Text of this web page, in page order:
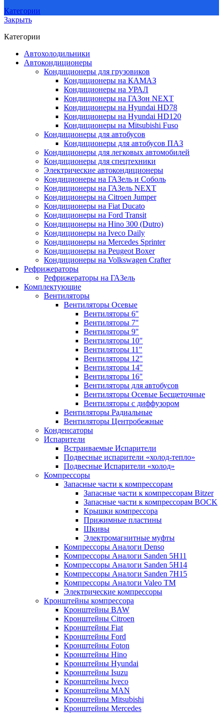
Категории
Закрыть
Категории
Автохолодильники
Автокондиционеры
Кондиционеры для грузовиков
Кондиционеры на КАМАЗ
Кондиционеры на УРАЛ
Кондиционеры на ГАЗон NEXT
Кондиционеры на Hyundai HD78
Кондиционеры на Hyundai HD120
Кондиционеры на Mitsubishi Fuso
Кондиционеры для автобусов
Кондиционеры для автобусов ПАЗ
Кондиционеры для легковых автомобилей
Кондиционеры для спецтехники
Электрические автокондиционеры
Кондиционеры на ГАЗель и Соболь
Кондиционеры на ГАЗель NEXT
Кондиционеры на Citroen Jumper
Кондиционеры на Fiat Ducato
Кондиционеры на Ford Transit
Кондиционеры на Hino 300 (Dutro)
Кондиционеры на Iveco Daily
Кондиционеры на Mercedes Sprinter
Кондиционеры на Peugeot Boxer
Кондиционеры на Volkswagen Crafter
Рефрижераторы
Рефрижераторы на ГАЗель
Комплектующие
Вентиляторы
Вентиляторы Осевые
Вентиляторы 6"
Вентиляторы 7"
Вентиляторы 9"
Вентиляторы 10"
Вентиляторы 11"
Вентиляторы 12"
Вентиляторы 14"
Вентиляторы 16"
Вентиляторы для автобусов
Вентиляторы Осевые Бесщеточные
Вентиляторы с диффузором
Вентиляторы Радиальные
Вентиляторы Центробежные
Конденсаторы
Испарители
Встраиваемые Испарители
Подвесные испарители «холод-тепло»
Подвесные Испарители «холод»
Компрессоры
Запасные части к компрессорам
Запасные части к компрессорам Bitzer
Запасные части к компрессорам BOCK
Крышки компрессора
Прижимные пластины
Шкивы
Электромагнитные муфты
Компрессоры Аналоги Denso
Компрессоры Аналоги Sanden 5H11
Компрессоры Аналоги Sanden 5H14
Компрессоры Аналоги Sanden 7H15
Компрессоры Аналоги Valeo ТМ
Электрические компрессоры
Кронштейны компрессора
Кронштейны BAW
Кронштейны Citroen
Кронштейны Fiat
Кронштейны Ford
Кронштейны Foton
Кронштейны Hino
Кронштейны Hyundai
Кронштейны Isuzu
Кронштейны Iveco
Кронштейны MAN
Кронштейны Mitsubishi
Кронштейны Mеrcedes